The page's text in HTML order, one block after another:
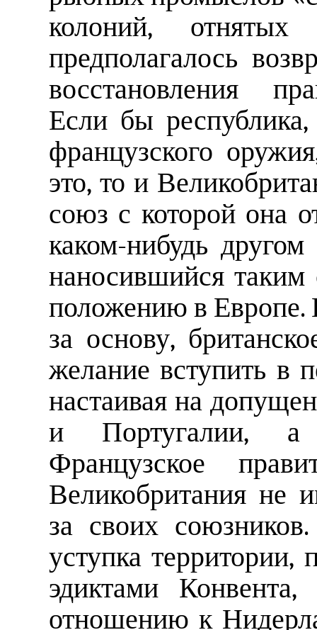
колоний,
предполагалось
восстановления
Если бы
французского
это, то и
союз с которой она
каком-нибудь
наносившийся таким
положению в Европе.
за основу,
желание вступить в
настаивая на
и Португалии, а
Французское
Великобритания не
за своих
уступка
эдиктами
отношению к